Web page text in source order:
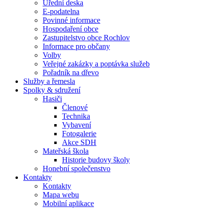
Úřední deska
E-podatelna
Povinné informace
Hospodaření obce
Zastupitelstvo obce Rochlov
Informace pro občany
Volby
Veřejné zakázky a poptávka služeb
Pořadník na dřevo
Služby a řemesla
Spolky & sdružení
Hasiči
Členové
Technika
Vybavení
Fotogalerie
Akce SDH
Mateřská škola
Historie budovy školy
Honební společenstvo
Kontakty
Kontakty
Mapa webu
Mobilní aplikace